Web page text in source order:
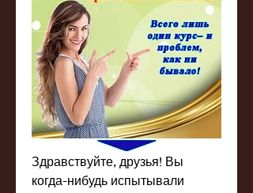
Здравствуйте, друзья! Вы
когда-нибудь испытывали